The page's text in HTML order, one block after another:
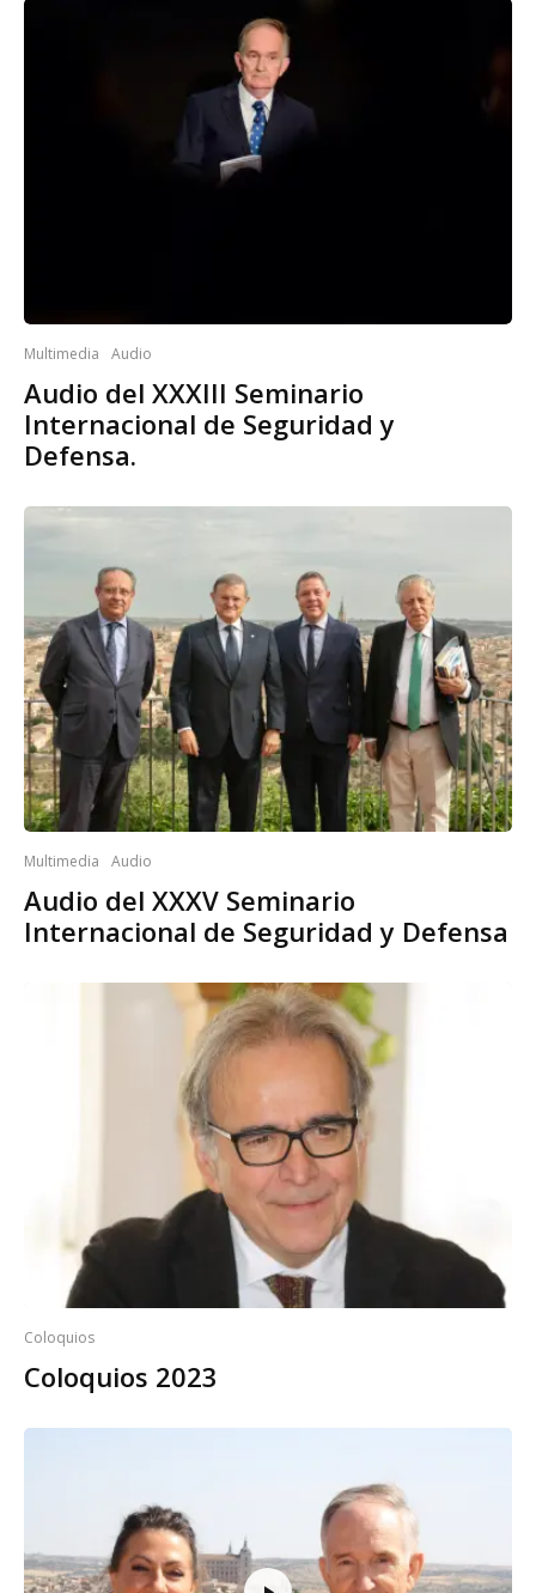
Multimedia Audio
Audio del XXXIII Seminario
Internacional de Seguridad y
Defensa.
Multimedia Audio
Audio del XXXV Seminario
Internacional de Seguridad y Defensa
Coloquios
Coloquios 2023